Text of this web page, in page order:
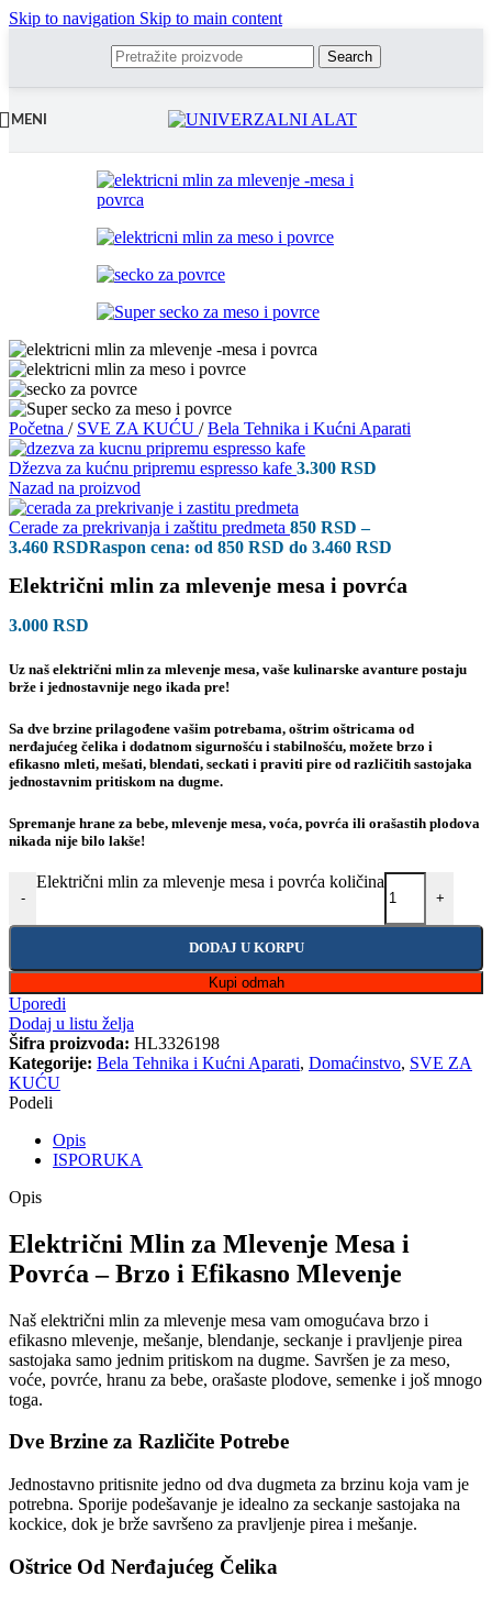
Skip to navigation Skip to main content
Search
MENI
Početna / SVE ZA KUĆU / Bela Tehnika i Kućni Aparati
Džezva za kućnu pripremu espresso kafe 3.300 RSD
Nazad na proizvod
Cerade za prekrivanja i zaštitu predmeta 850 RSD –
3.460 RSDRaspon cena: od 850 RSD do 3.460 RSD
Električni mlin za mlevenje mesa i povrća
3.000 RSD
Uz naš električni mlin za mlevenje mesa, vaše kulinarske avanture postaju
brže i jednostavnije nego ikada pre!
Sa dve brzine prilagođene vašim potrebama, oštrim oštricama od
nerđajućeg čelika i dodatnom sigurnošću i stabilnošću, možete brzo i
efikasno mleti, mešati, blendati, seckati i praviti pire od različitih sastojaka
jednostavnim pritiskom na dugme.
Spremanje hrane za bebe, mlevenje mesa, voća, povrća ili orašastih plodova
nikada nije bilo lakše!
-
Električni mlin za mlevenje mesa i povrća količina
+
DODAJ U KORPU
Kupi odmah
Uporedi
Dodaj u listu želja
Šifra proizvoda: HL3326198
Kategorije: Bela Tehnika i Kućni Aparati, Domaćinstvo, SVE ZA
KUĆU
Podeli
Opis
ISPORUKA
Opis
Električni Mlin za Mlevenje Mesa i
Povrća – Brzo i Efikasno Mlevenje
Naš električni mlin za mlevenje mesa vam omogućava brzo i
efikasno mlevenje, mešanje, blendanje, seckanje i pravljenje pirea
sastojaka samo jednim pritiskom na dugme. Savršen je za meso,
voće, povrće, hranu za bebe, orašaste plodove, semenke i još mnogo
toga.
Dve Brzine za Različite Potrebe
Jednostavno pritisnite jedno od dva dugmeta za brzinu koja vam je
potrebna. Sporije podešavanje je idealno za seckanje sastojaka na
kockice, dok je brže savršeno za pravljenje pirea i mešanje.
Oštrice Od Nerđajućeg Čelika